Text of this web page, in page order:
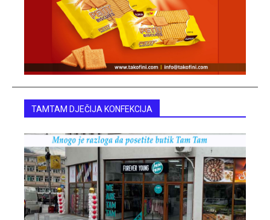
TAMTAM DJEČIJA KONFEKCIJA